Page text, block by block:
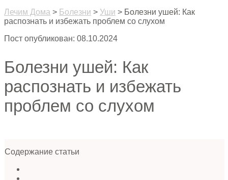
Лечим Дома > Болезни > Уши > Болезни ушей: Как
распознать и избежать проблем со слухом
Пост опубликован: 08.10.2024
Болезни ушей: Как
распознать и избежать
проблем со слухом
Содержание статьи